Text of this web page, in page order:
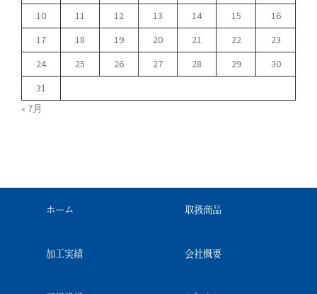
10
11 12 13 14 15
16
17
18 19 20 21 22
23
24
25 26 27 28 29
30
31
« 7月
ホーム 取扱商品
加工実績 会社概要